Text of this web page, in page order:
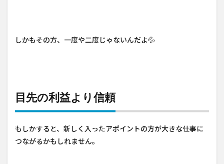
しかもその方、一度や二度じゃないんだよ💦
目先の利益より信頼
もしかすると、新しく入ったアポイントの方が大きな仕事に
つながるかもしれません。